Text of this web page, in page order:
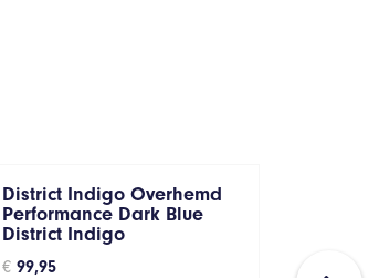
District Indigo Overhemd
Performance Dark Blue
District Indigo
€ 99,95